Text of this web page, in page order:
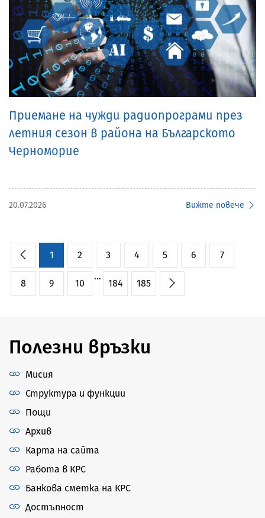
Приемане на чужди радиопрограми през
летния сезон в района на Българското
Черноморие
20.07.2026 Вижте повече
1 2 3 4 5 6 7
8 9 10
...
184 185
Полезни връзки
Мисия
Структура и функции
Пощи
Архив
Карта на сайта
Работа в КРС
Банкова сметка на КРС
Достъпност